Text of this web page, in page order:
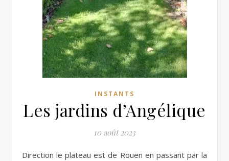
INSTANTS
Les jardins d’Angélique
10 août 2023
Direction le plateau est de Rouen en passant par la